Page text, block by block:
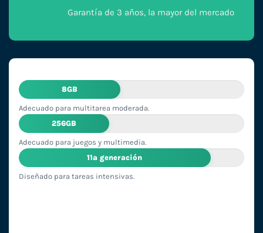
Garantía de 3 años, la mayor del mercado
8GB
Adecuado para multitarea moderada.
256GB
Adecuado para juegos y multimedia.
11ª generación
Diseñado para tareas intensivas.